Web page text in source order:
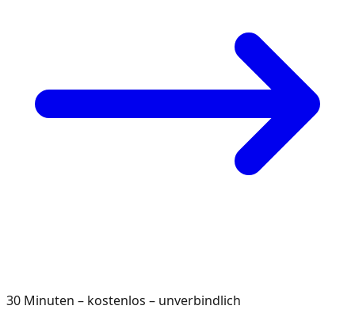
30 Minuten – kostenlos – unverbindlich